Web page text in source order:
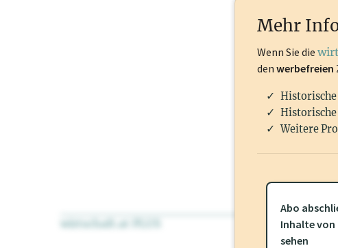
wirtschaft.at PLUS Für dieses Profil
frei oder loggen
Mehr
Wenn Sie die
den werbefreien
Historische
Historische
Weitere
Abo
Inhalte von
sehen